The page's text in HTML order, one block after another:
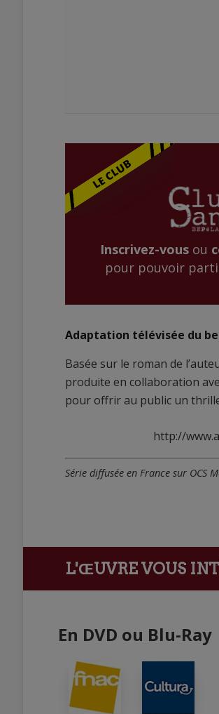
Inscrivez-vousou
pour pouvoir
Adaptation télévisée du
Basée sur le roman de
produite en collaboration
pour offrir au public un
http://
Série diffusée en France sur OCS
L'ŒUVRE VOUS
En DVD ou Blu-Ray